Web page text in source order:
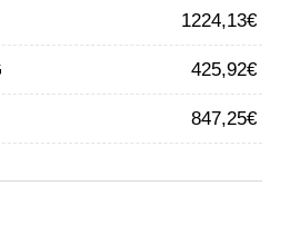
1224,13€
425,92€
847,25€